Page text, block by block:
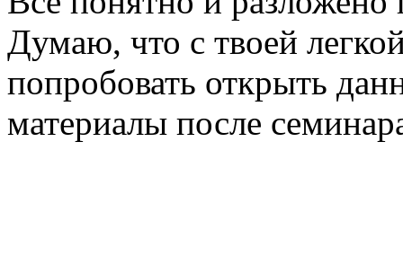
Думаю, что с твоей
попробовать открыть
материалы после